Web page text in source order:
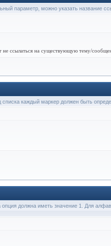
параметр, можно указать название
ссылаться на существующую тему/
каждый маркер должен быть
должна иметь значение 1. Для